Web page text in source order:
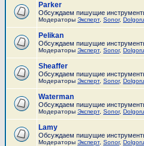
Parker
Обсуждаем пишущие
Модераторы Эксперт, Sonor,
Pelikan
Обсуждаем пишущие
Модераторы Эксперт, Sonor,
Sheaffer
Обсуждаем пишущие
Модераторы Эксперт, Sonor,
Waterman
Обсуждаем пишущие
Модераторы Эксперт, Sonor,
Lamy
Обсуждаем пишущие
Модераторы Эксперт, Sonor,